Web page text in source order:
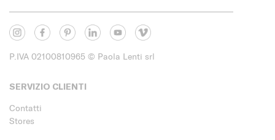
P.IVA 02100810965 © Paola Lenti srl
SERVIZIO CLIENTI
Contatti
Stores